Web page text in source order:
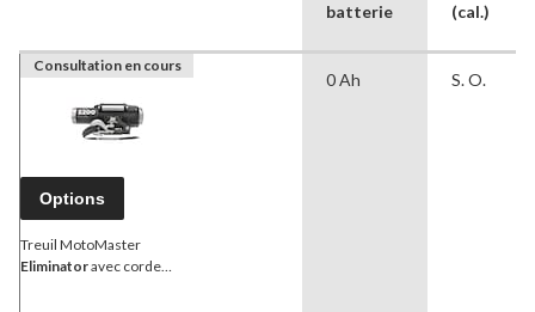
batterie
(cal.)
Consultation en cours
Options
Treuil MotoMaster
Eliminatoravec corde
0 Ah S. O.